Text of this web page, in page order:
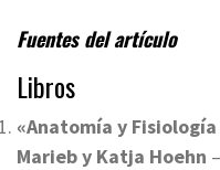
Fuentes del artículo
Libros
«Anatomía y
Marieb y Katja Hoehn